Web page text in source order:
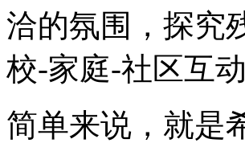
洽的氛围，探究
校-家庭-社区互动
简单来说，就是